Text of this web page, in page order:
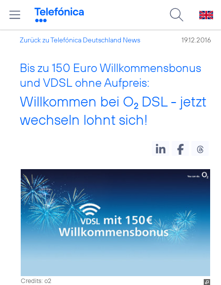
Zurück zu Telefónica Deutschland News 19.12.2016
Bis zu 150 Euro Willkommensbonus
und VDSL ohne Aufpreis:
Willkommen bei O2 DSL - jetzt
wechseln lohnt sich!
Credits: o2